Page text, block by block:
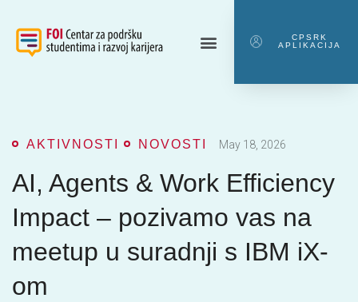
CPSRK
APLIKACIJA
AKTIVNOSTI NOVOSTI May 18, 2026
AI, Agents & Work Efficiency
Impact – pozivamo vas na
meetup u suradnji s IBM iX-
om